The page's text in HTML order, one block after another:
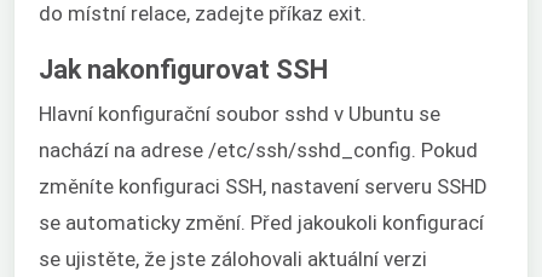
do místní relace, zadejte příkaz exit.
Jak nakonfigurovat SSH
Hlavní konfigurační soubor sshd v Ubuntu se
nachází na adrese /etc/ssh/sshd_config. Pokud
změníte konfiguraci SSH, nastavení serveru SSHD
se automaticky změní. Před jakoukoli konfigurací
se ujistěte, že jste zálohovali aktuální verzi